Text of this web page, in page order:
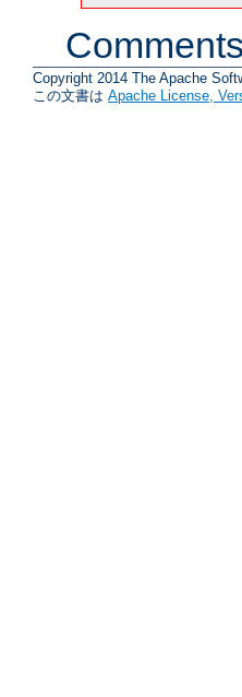
Copyright 2014 The Apache
この文書は Apache License,